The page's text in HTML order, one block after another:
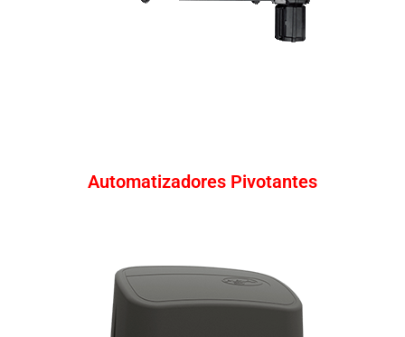
Automatizadores Pivotantes